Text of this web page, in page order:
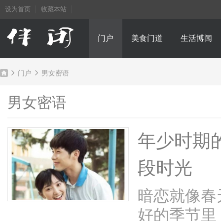
设为首页 收藏本站
门户 美食门道 生活博闻
门户 男女密语
男女密语
年少时期
段时光
暗恋就像
好的季节